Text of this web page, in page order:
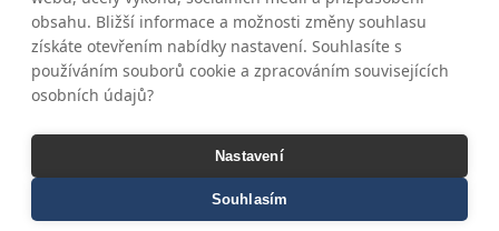
obsahu. Bližší informace a možnosti změny souhlasu
získáte otevřením nabídky nastavení. Souhlasíte s
používáním souborů cookie a zpracováním souvisejících
osobních údajů?
Nastavení
Souhlasím
© Realitní vzdělávací institut s.r.o., změna programu
i cen vyhrazena
Všeobecné obchodní podmínky a ochrana osobních
Všeobecné obchodní podmínky - partnerství